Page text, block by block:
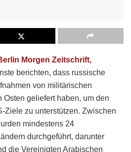
Morgen Zeitschrift,
berichten, dass russische
von militärischen
Osten geliefert haben, um den
Ziele zu unterstützen. Zwischen
mindestens 24
durchgeführt, darunter
die Vereinigten Arabischen